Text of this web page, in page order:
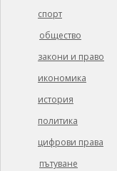
спорт
общество
закони и право
икономика
история
политика
цифрови права
пътуване